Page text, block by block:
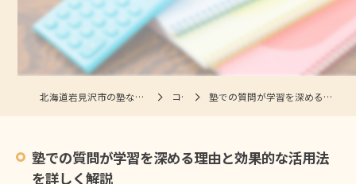
北海道岩見沢市の塾ならフリースタイル自習室each コラム 塾での質問が学習を深める理由と効果的な活用法を詳しく解説
塾での質問が学習を深める理由と効果的な活用法
を詳しく解説